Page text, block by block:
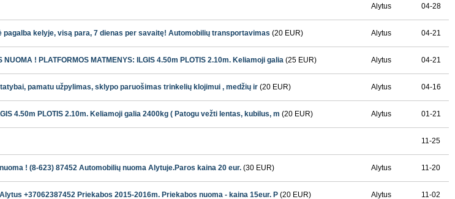
Alytus 04-28
pagalba kelyje, visą para, 7 dienas per savaitę! Automobilių transportavimas (20 EUR) Alytus 04-21
! PLATFORMOS MATMENYS: ILGIS 4.50m PLOTIS 2.10m. Keliamoji galia (25 EUR) Alytus 04-21
pamatu užpylimas, sklypo paruošimas trinkelių klojimui , medžių ir (20 EUR) Alytus 04-16
4.50m PLOTIS 2.10m. Keliamoji galia 2400kg ( Patogu vežti lentas, kubilus, m (20 EUR) Alytus 01-21
11-25
! (8-623) 87452 Automobilių nuoma Alytuje.Paros kaina 20 eur. (30 EUR) Alytus 11-20
+37062387452 Priekabos 2015-2016m. Priekabos nuoma - kaina 15eur. P (20 EUR) Alytus 11-02